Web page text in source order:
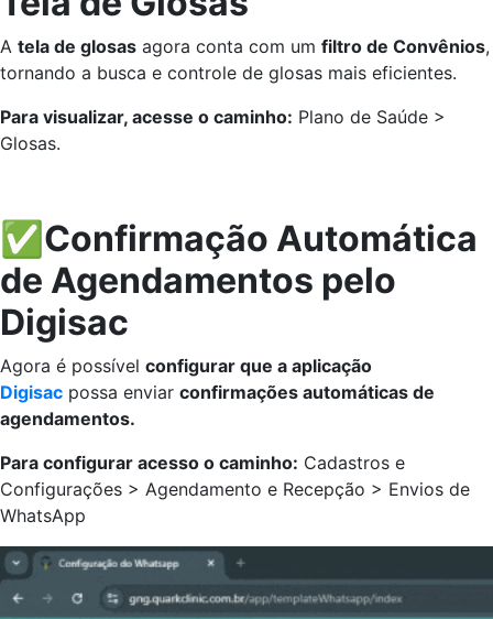
A tela de glosas agora conta com um filtro de Convênios,
tornando a busca e controle de glosas mais eficientes.
Para visualizar, acesse o caminho: Plano de Saúde >
Glosas.
✅Confirmação Automática
de Agendamentos pelo
Digisac
Agora é possível configurar que a aplicação
Digisac possa enviar confirmações automáticas de
agendamentos.
Para configurar acesso o caminho: Cadastros e
Configurações > Agendamento e Recepção > Envios de
WhatsApp